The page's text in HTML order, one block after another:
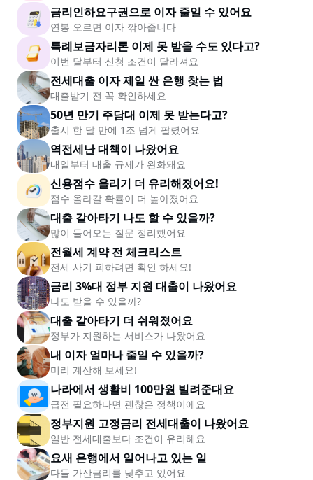
금리인하요구권으로 이자 줄일 수 있어요
연봉 오르면 이자 깎아줍니다
특례보금자리론 이제 못 받을 수도 있다고?
이번 달부터 신청 조건이 달라져요
전세대출 이자 제일 싼 은행 찾는 법
대출받기 전 꼭 확인하세요
50년 만기 주담대 이제 못 받는다고?
출시 한 달 만에 1조 넘게 팔렸어요
역전세난 대책이 나왔어요
내일부터 대출 규제가 완화돼요
신용점수 올리기 더 유리해졌어요!
점수 올라갈 확률이 더 높아졌어요
대출 갈아타기 나도 할 수 있을까?
많이 들어오는 질문 정리했어요
전월세 계약 전 체크리스트
전세 사기 피하려면 확인 하세요!
금리 3%대 정부 지원 대출이 나왔어요
나도 받을 수 있을까?
대출 갈아타기 더 쉬워졌어요
정부가 지원하는 서비스가 나왔어요
내 이자 얼마나 줄일 수 있을까?
미리 계산해 보세요!
나라에서 생활비 100만원 빌려준대요
급전 필요하다면 괜찮은 정책이에요
정부지원 고정금리 전세대출이 나왔어요
일반 전세대출보다 조건이 유리해요
요새 은행에서 일어나고 있는 일
다들 가산금리를 낮추고 있어요